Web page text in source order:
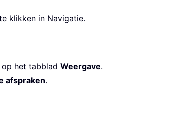
klikken in Navigatie.
op het tabblad Weergave.
afspraken.